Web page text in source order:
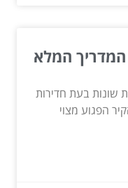
המדריך המלא
שונות בעת חדירות
הפגוע מצוי